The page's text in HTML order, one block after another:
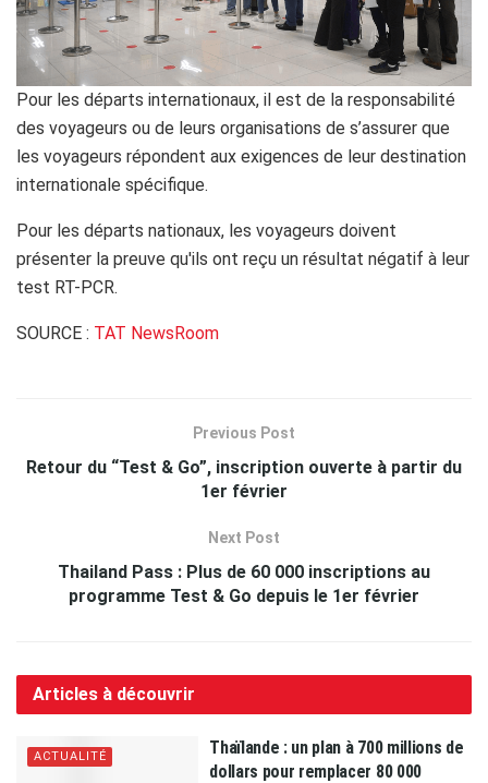
Pour les départs internationaux, il est de la responsabilité
des voyageurs ou de leurs organisations de s’assurer que
les voyageurs répondent aux exigences de leur destination
internationale spécifique.
Pour les départs nationaux, les voyageurs doivent
présenter la preuve qu'ils ont reçu un résultat négatif à leur
test RT-PCR.
SOURCE : TAT NewsRoom
Previous Post
Retour du “Test & Go”, inscription ouverte à partir du
1er février
Next Post
Thailand Pass : Plus de 60 000 inscriptions au
programme Test & Go depuis le 1er février
Articles à découvrir
ACTUALITÉ
Thaïlande : un plan à 700 millions de
dollars pour remplacer 80 000